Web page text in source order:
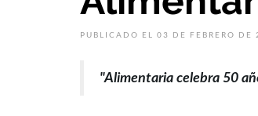
PUBLICADO EL 03 DE FEBRERO DE
"Alimentaria celebra 50